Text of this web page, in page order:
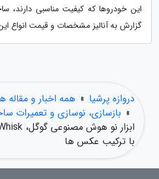
این خودروها که کیفیت مناسبی دارند،
گزارش به آنالیز مشخصات و قیمت انواع
دروازه پرشیا » همه اخبار و مقاله
» بازسازی، نوسازی و تعمیرات
با ترکیب عکس ها